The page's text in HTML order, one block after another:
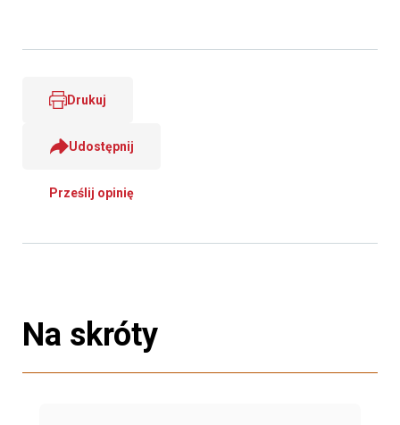
Drukuj
Udostępnij
Prześlij opinię
Na skróty